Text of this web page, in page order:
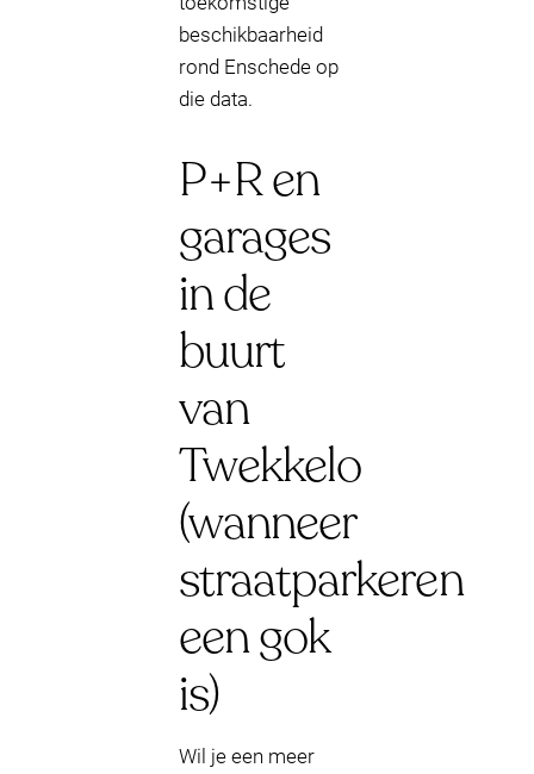
beschikbaarheid
rond Enschede op
die data.
P+R en
garages
in de
buurt
van
Twekkelo
(wanneer
straatparkeren
een gok
is)
Wil je een meer